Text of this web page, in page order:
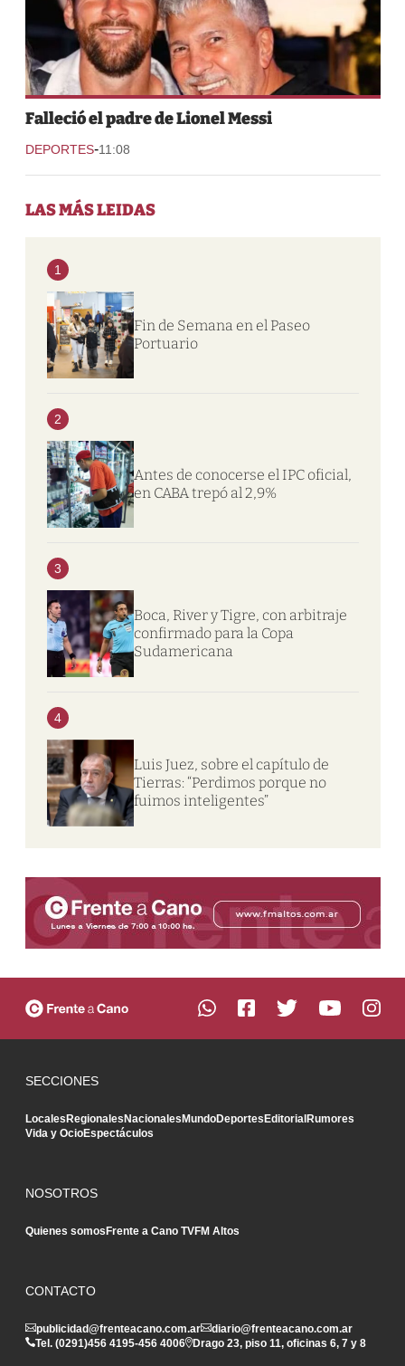
Falleció el padre de Lionel Messi
DEPORTES-11:08
LAS MÁS LEIDAS
1
Fin de Semana en el Paseo
Portuario
2
Antes de conocerse el IPC oficial,
en CABA trepó al 2,9%
3
Boca, River y Tigre, con arbitraje
confirmado para la Copa
Sudamericana
4
Luis Juez, sobre el capítulo de
Tierras: “Perdimos porque no
fuimos inteligentes”
SECCIONES
LocalesRegionalesNacionalesMundoDeportesEditorialRumores
Vida y OcioEspectáculos
NOSOTROS
Quienes somosFrente a Cano TVFM Altos
CONTACTO
publicidad@frenteacano.com.ar
diario@frenteacano.com.ar
Tel. (0291)456 4195-456 4006 Drago 23, piso 11, oficinas 6, 7 y 8